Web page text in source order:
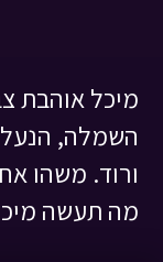
מיכל אוהבת
השמלה,
ורוד. משהו
מה תעשה